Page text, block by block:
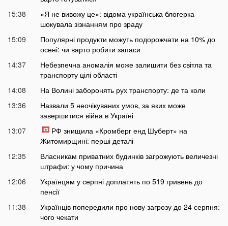
15:38
«Я не вивожу це»: відома українська блогерка
шокувала зізнанням про зраду
15:09
Популярні продукти можуть подорожчати на 10% до
осені: чи варто робити запаси
14:37
Небезпечна аномалія може залишити без світла та
транспорту цілі області
14:08
На Волині заборонять рух транспорту: де та коли
13:36
Назвали 5 неочікуваних умов, за яких може
завершитися війна в Україні
13:07
РФ знищила «Кромберг енд Шуберт» на
Житомирщині: перші деталі
12:35
Власникам приватних будинків загрожують величезні
штрафи: у чому причина
12:06
Українцям у серпні доплатять по 519 гривень до
пенсії
11:38
Українців попередили про нову загрозу до 24 серпня:
чого чекати